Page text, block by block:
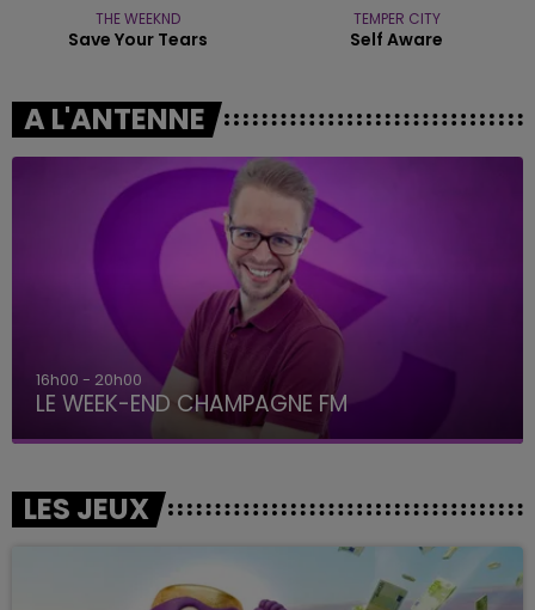
THE WEEKND
Save Your Tears
TEMPER CITY
Self Aware
A L'ANTENNE
16h00 - 20h00
LE WEEK-END CHAMPAGNE FM
LES JEUX